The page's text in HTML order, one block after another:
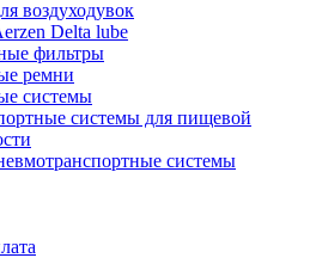
Delta lube
фильтры
системы для пищевой
системы